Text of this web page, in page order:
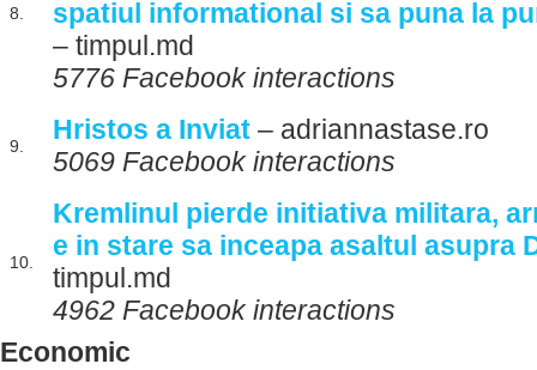
8.
spatiul informational si sa puna la
– timpul.md
5776 Facebook interactions
9.
Hristos a Inviat – adriannastase.ro
5069 Facebook interactions
10.
Kremlinul pierde initiativa militara,
e in stare sa inceapa asaltul asupra
timpul.md
4962 Facebook interactions
Economic